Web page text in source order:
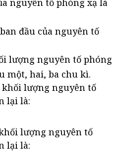
nguyên tố phóng xạ là
đầu của nguyên tố
lượng nguyên tố phóng
một, hai, ba chu kì.
lượng nguyên tố
lại là:
lượng nguyên tố
lại là: